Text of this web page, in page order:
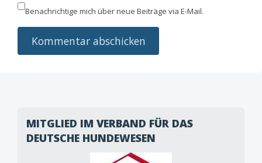
Benachrichtige mich über neue Beiträge via E-Mail.
MITGLIED IM VERBAND FÜR DAS
DEUTSCHE HUNDEWESEN